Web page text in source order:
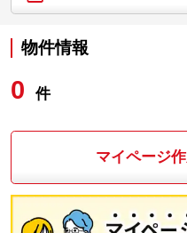
物件情報
0 件
マイページ